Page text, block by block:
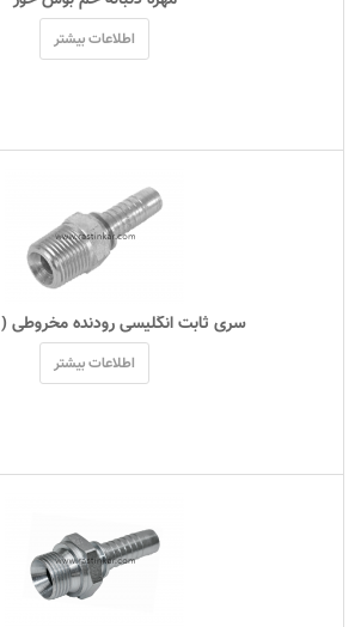
اطلاعات بیشتر
سری ثابت انگلیسی رودنده مخروطی ( BSPT )
اطلاعات بیشتر